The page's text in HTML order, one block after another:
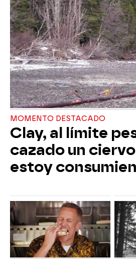
MOMENTO DESTACADO
Clay, al límite
cazado un
estoy